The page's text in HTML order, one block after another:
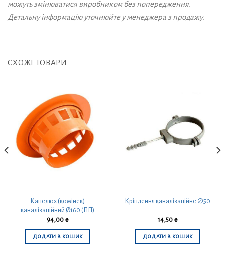
можуть змінюватися виробником без попередження.
Детальну інформацію уточнюйте у менеджера з продажу.
СХОЖІ ТОВАРИ
Капелюх (комінек)
каналізаційний Ø160 (ПП)
94,00 ₴
ДОДАТИ В КОШИК
Кріплення каналізаційне ∅50
14,50 ₴
ДОДАТИ В КОШИК